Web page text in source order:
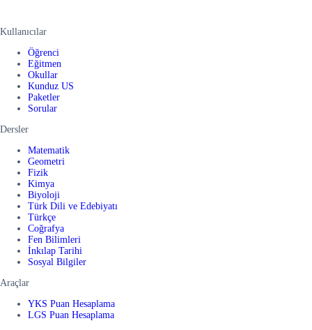
Kullanıcılar
Öğrenci
Eğitmen
Okullar
Kunduz US
Paketler
Sorular
Dersler
Matematik
Geometri
Fizik
Kimya
Biyoloji
Türk Dili ve Edebiyatı
Türkçe
Coğrafya
Fen Bilimleri
İnkılap Tarihi
Sosyal Bilgiler
Araçlar
YKS Puan Hesaplama
LGS Puan Hesaplama